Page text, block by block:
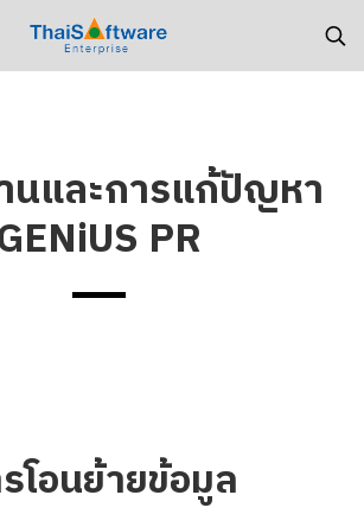
นและการแก้ปัญหา
PR
โอนย้ายข้อมูล